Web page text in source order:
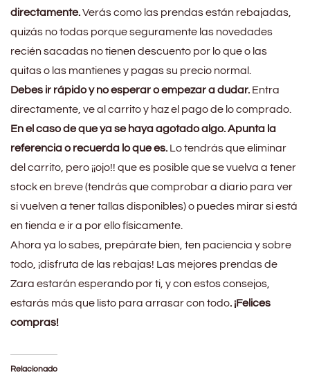
directamente.Verás como las prendas están rebajadas,
quizás no todas porque seguramente las novedades
recién sacadas no tienen descuento por lo que o las
quitas o las mantienes y pagas su precio normal.
Debes ir rápido y no esperar o empezar a dudar. Entra
directamente, ve al carrito y haz el pago de lo comprado.
En el caso de que ya se haya agotado algo. Apunta la
referencia o recuerda lo que es. Lo tendrás que eliminar
del carrito, pero ¡¡ojo!! que es posible que se vuelva a tener
stock en breve (tendrás que comprobar a diario para ver
si vuelven a tener tallas disponibles) o puedes mirar si está
en tienda e ir a por ello físicamente.
Ahora ya lo sabes, prepárate bien, ten paciencia y sobre
todo, ¡disfruta de las rebajas! Las mejores prendas de
Zara estarán esperando por ti, y con estos consejos,
estarás más que listo para arrasar con todo. ¡Felices
compras!
Relacionado